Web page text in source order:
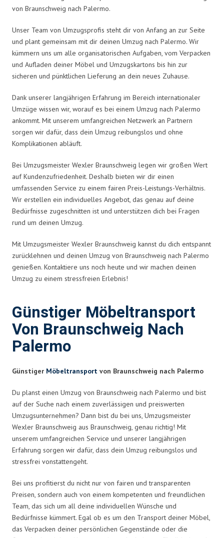
von Braunschweig nach Palermo.
Unser Team von Umzugsprofis steht dir von Anfang an zur Seite
und plant gemeinsam mit dir deinen Umzug nach Palermo. Wir
kümmern uns um alle organisatorischen Aufgaben, vom Verpacken
und Aufladen deiner Möbel und Umzugskartons bis hin zur
sicheren und pünktlichen Lieferung an dein neues Zuhause.
Dank unserer langjährigen Erfahrung im Bereich internationaler
Umzüge wissen wir, worauf es bei einem Umzug nach Palermo
ankommt. Mit unserem umfangreichen Netzwerk an Partnern
sorgen wir dafür, dass dein Umzug reibungslos und ohne
Komplikationen abläuft.
Bei Umzugsmeister Wexler Braunschweig legen wir großen Wert
auf Kundenzufriedenheit. Deshalb bieten wir dir einen
umfassenden Service zu einem fairen Preis-Leistungs-Verhältnis.
Wir erstellen ein individuelles Angebot, das genau auf deine
Bedürfnisse zugeschnitten ist und unterstützen dich bei Fragen
rund um deinen Umzug.
Mit Umzugsmeister Wexler Braunschweig kannst du dich entspannt
zurücklehnen und deinen Umzug von Braunschweig nach Palermo
genießen. Kontaktiere uns noch heute und wir machen deinen
Umzug zu einem stressfreien Erlebnis!
Günstiger Möbeltransport
Von Braunschweig Nach
Palermo
Günstiger Möbeltransport von Braunschweig nach Palermo
Du planst einen Umzug von Braunschweig nach Palermo und bist
auf der Suche nach einem zuverlässigen und preiswerten
Umzugsunternehmen? Dann bist du bei uns, Umzugsmeister
Wexler Braunschweig aus Braunschweig, genau richtig! Mit
unserem umfangreichen Service und unserer langjährigen
Erfahrung sorgen wir dafür, dass dein Umzug reibungslos und
stressfrei vonstattengeht.
Bei uns profitierst du nicht nur von fairen und transparenten
Preisen, sondern auch von einem kompetenten und freundlichen
Team, das sich um all deine individuellen Wünsche und
Bedürfnisse kümmert. Egal ob es um den Transport deiner Möbel,
das Verpacken deiner persönlichen Gegenstände oder die